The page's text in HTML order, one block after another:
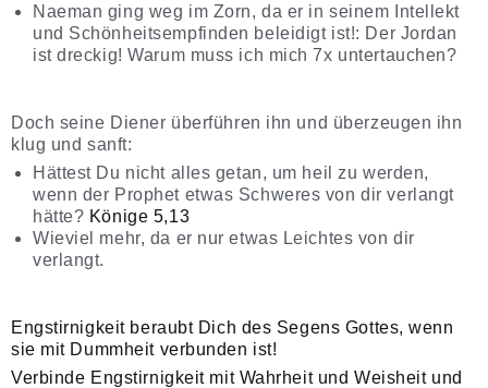
Naeman ging weg im Zorn, da er in seinem Intellekt
und Schönheitsempfinden beleidigt ist!: Der Jordan
ist dreckig! Warum muss ich mich 7x untertauchen?
Doch seine Diener überführen ihn und überzeugen ihn
klug und sanft:
Hättest Du nicht alles getan, um heil zu werden,
wenn der Prophet etwas Schweres von dir verlangt
hätte? Könige 5,13
Wieviel mehr, da er nur etwas Leichtes von dir
verlangt.
Engstirnigkeit beraubt Dich des Segens Gottes, wenn
sie mit Dummheit verbunden ist!
Verbinde Engstirnigkeit mit Wahrheit und Weisheit und